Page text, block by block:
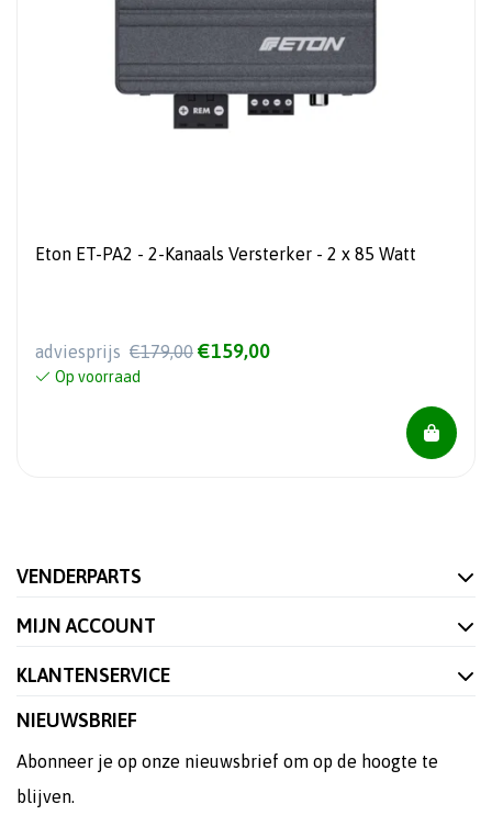
Eton ET-PA2 - 2-Kanaals Versterker - 2 x 85 Watt
adviesprijs €179,00 €159,00
Op voorraad
VENDERPARTS
MIJN ACCOUNT
KLANTENSERVICE
NIEUWSBRIEF
Abonneer je op onze nieuwsbrief om op de hoogte te
blijven.